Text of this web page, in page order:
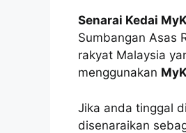
Senarai Kedai
Sumbangan Asas
rakyat Malaysia
menggunakan
Jika anda tinggal di
disenaraikan